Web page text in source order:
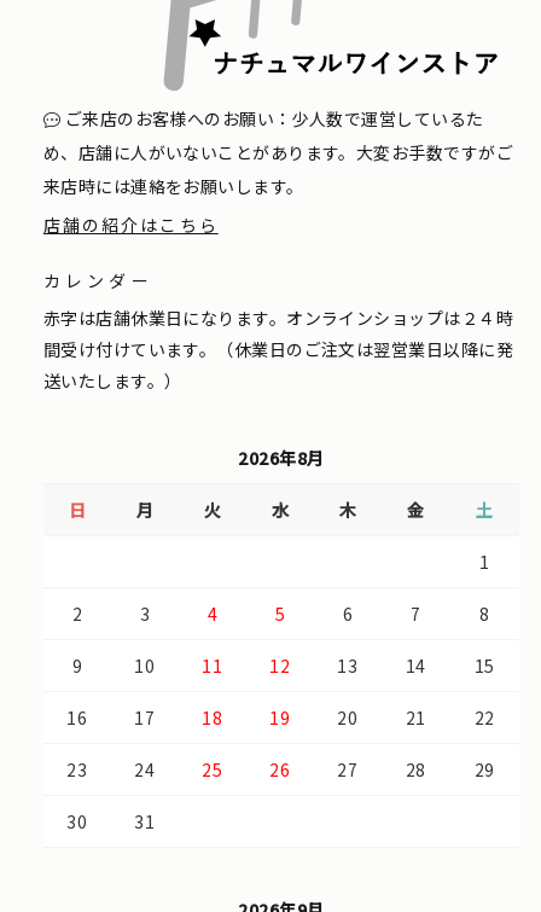
ご来店のお客様へのお願い：少人数で運営しているた
め、店舗に人がいないことがあります。大変お手数ですがご
来店時には連絡をお願いします。
店舗の紹介はこちら
カレンダー
赤字は店舗休業日になります。オンラインショップは２４時
間受け付けています。（休業日のご注文は翌営業日以降に発
送いたします。）
2026年8月
日 月 火 水 木 金 土
1
2 3 4 5 6 7 8
9 10 11 12 13 14 15
16 17 18 19 20 21 22
23 24 25 26 27 28 29
30 31